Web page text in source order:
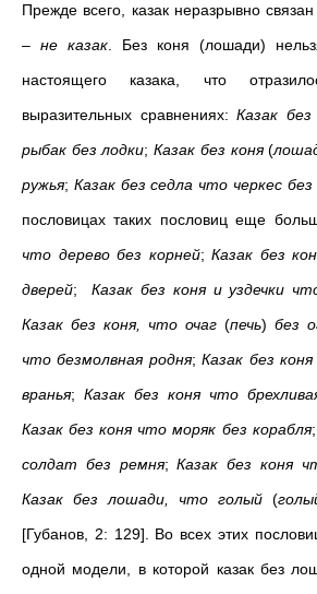
Прежде всего, казак неразрывно
– не казак . Без коня (лошади)
настоящего казака, что
выразительных сравнениях:Казак без
рыбак без лодки;Казак без коня(
ружья; Казак без седла что черкес без
пословицах таких пословиц еще
что дерево без корней; Казак без
дверей;Казак без коня и уздечки
Казак без коня, что очаг (печь) без
что безмолвная родня;Казак без
вранья; Казак без коня что
Казак без коня что моряк без корабля;
солдат без ремня;Казак без коня
Казак без лошади, что голый (
[Губанов, 2: 129]. Во всех этих
одной модели, в которой казак без